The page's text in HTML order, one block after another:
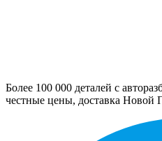
Более 100 000 деталей с
честные цены, доставка Новой